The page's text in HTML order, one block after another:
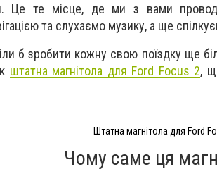
Це те місце, де ми з вами
та слухаємо музику, а ще
б зробити кожну свою поїздку ще
штатна магнітола для Ford Focus 2,
Штатна магнітола для Ford
Чому саме ця